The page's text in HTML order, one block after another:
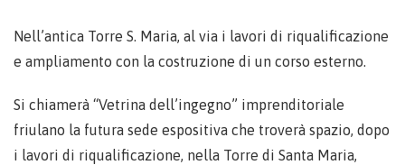
Nell’antica Torre S. Maria, al via i lavori di riqualificazione
e ampliamento con la costruzione di un corso esterno.
Si chiamerà “Vetrina dell’ingegno” imprenditoriale
friulano la futura sede espositiva che troverà spazio, dopo
i lavori di riqualificazione, nella Torre di Santa Maria,